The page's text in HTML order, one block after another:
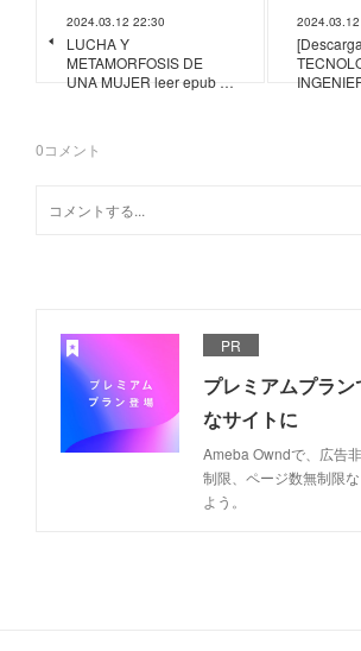
2024.03.12 22:30
LUCHA Y
METAMORFOSIS DE
UNA MUJER leer epub …
0コメント
PR
プレミアムプラ
なサイトに
Ameba Owndで、広告
制限、ページ数無制限
よう。